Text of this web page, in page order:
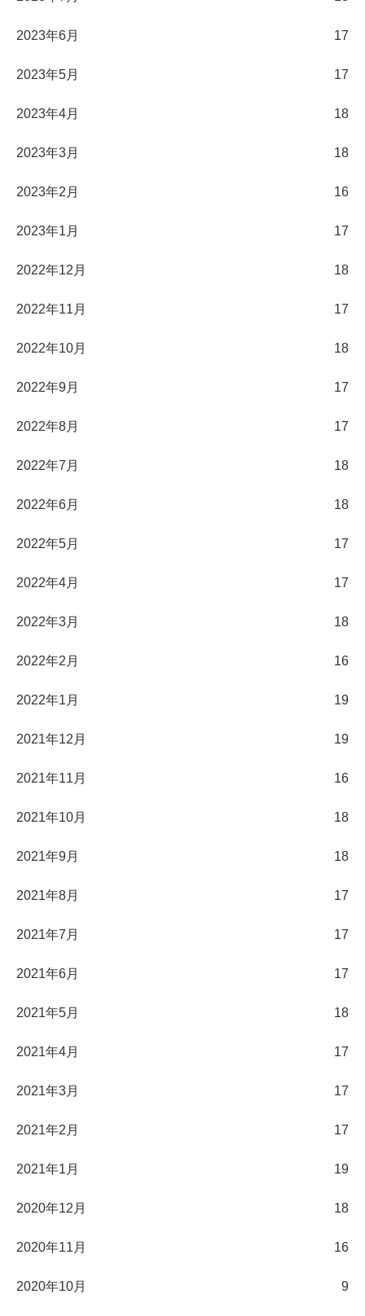
2023年6月 17
2023年5月 17
2023年4月 18
2023年3月 18
2023年2月 16
2023年1月 17
2022年12月 18
2022年11月 17
2022年10月 18
2022年9月 17
2022年8月 17
2022年7月 18
2022年6月 18
2022年5月 17
2022年4月 17
2022年3月 18
2022年2月 16
2022年1月 19
2021年12月 19
2021年11月 16
2021年10月 18
2021年9月 18
2021年8月 17
2021年7月 17
2021年6月 17
2021年5月 18
2021年4月 17
2021年3月 17
2021年2月 17
2021年1月 19
2020年12月 18
2020年11月 16
2020年10月 9